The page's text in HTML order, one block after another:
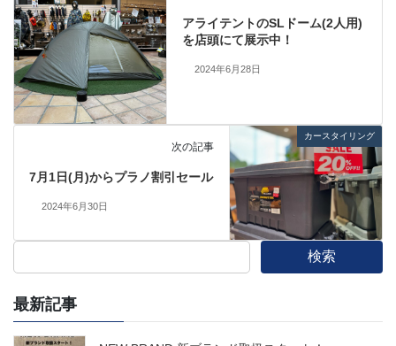
アライテントのSLドーム(2人用)
を店頭にて展示中！
2024年6月28日
カースタイリング
次の記事
7月1日(月)からプラノ割引セール
2024年6月30日
検索
最新記事